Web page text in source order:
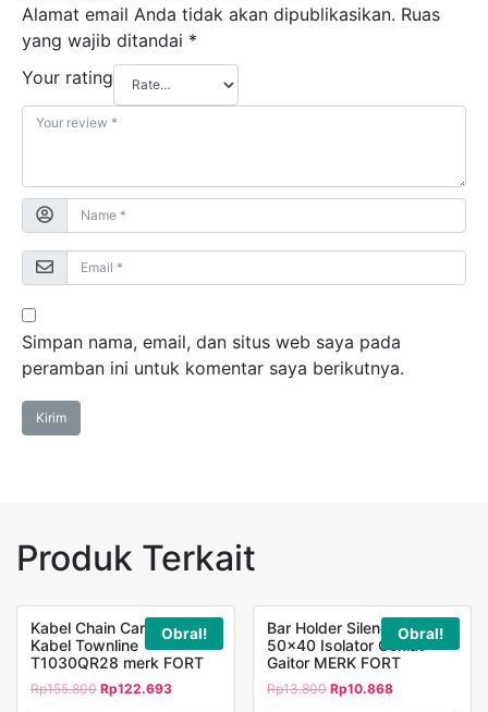
Alamat email Anda tidak akan dipublikasikan. Ruas
yang wajib ditandai *
Your rating
Simpan nama, email, dan situs web saya pada
peramban ini untuk komentar saya berikutnya.
Produk Terkait
Obral!
Kabel Chain Carier Drag
Kabel Townline
T1030QR28 merk FORT
Rp155.800 Rp122.693
Obral!
Bar Holder Silender Type
50×40 Isolator Coklat
Gaitor MERK FORT
Rp13.800 Rp10.868